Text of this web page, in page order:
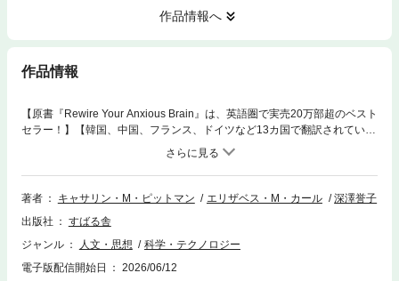
作品情報へ
作品情報
【原書『Rewire Your Anxious Brain』は、英語圏で実売20万部超のベスト
セラー！】【韓国、中国、フランス、ドイツなど13カ国で翻訳されている
話題書】「怖くて動けない」のも、「心配で気が休まらない」のも、すべ
て脳が原因——。本書では、臨床心理士と、不安症当事者でもある作家の
二人が、脳神経科学の知見から、不安が生まれるしくみと、それらを克服
するための解決策を提示します。具体的には、脳の重要な部位である扁桃
のかを解説。恐れや不安やパニック、心配症に対する解決策を、豊富な事
例を挙げながら具体的に紹介します。本書内の「演習」を活用すること
書き換えて不安反応を減らす方法を学ぶことができます。突発的な恐怖
著者 キャサリン・M・ピットマン エリザベス・M・カール
深澤誉子
出版社
すばる舎
ジャンル
人文・思想
科学・テクノロジー
電子版配信開始日
2026/06/12